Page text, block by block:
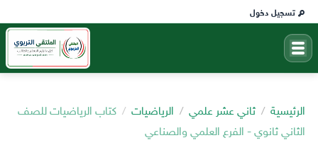
تسجيل دخول
الرئيسية ثاني عشر علمي الرياضيات
كتاب الرياضيات للصف
الثاني ثانوي - الفرع العلمي والصناعي